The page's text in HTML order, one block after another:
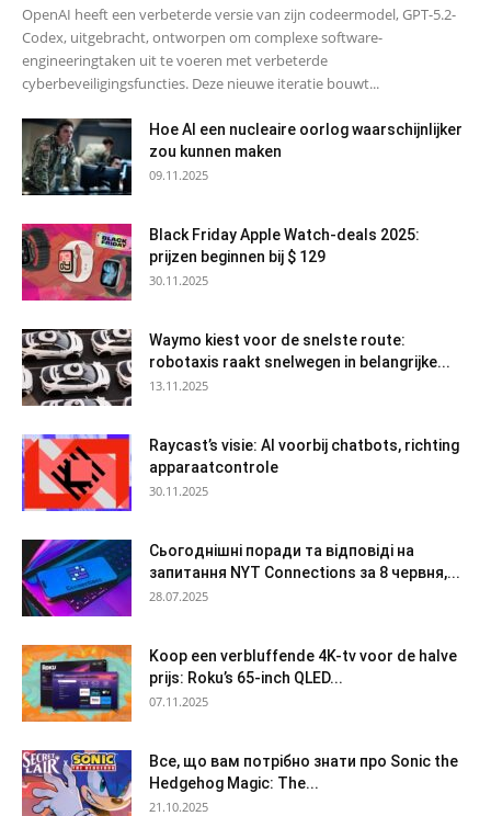
OpenAI heeft een verbeterde versie van zijn codeermodel, GPT-5.2-
Codex, uitgebracht, ontworpen om complexe software-
engineeringtaken uit te voeren met verbeterde
cyberbeveiligingsfuncties. Deze nieuwe iteratie bouwt...
Hoe AI een nucleaire oorlog waarschijnlijker
zou kunnen maken
09.11.2025
Black Friday Apple Watch-deals 2025:
prijzen beginnen bij $ 129
30.11.2025
Waymo kiest voor de snelste route:
robotaxis raakt snelwegen in belangrijke...
13.11.2025
Raycast’s visie: AI voorbij chatbots, richting
apparaatcontrole
30.11.2025
Сьогоднішні поради та відповіді на
запитання NYT Connections за 8 червня,...
28.07.2025
Koop een verbluffende 4K-tv voor de halve
prijs: Roku’s 65-inch QLED...
07.11.2025
Все, що вам потрібно знати про Sonic the
Hedgehog Magic: The...
21.10.2025